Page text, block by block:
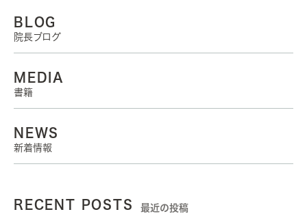
BLOG
院長ブログ
MEDIA
書籍
NEWS
新着情報
RECENT POSTS 最近の投稿